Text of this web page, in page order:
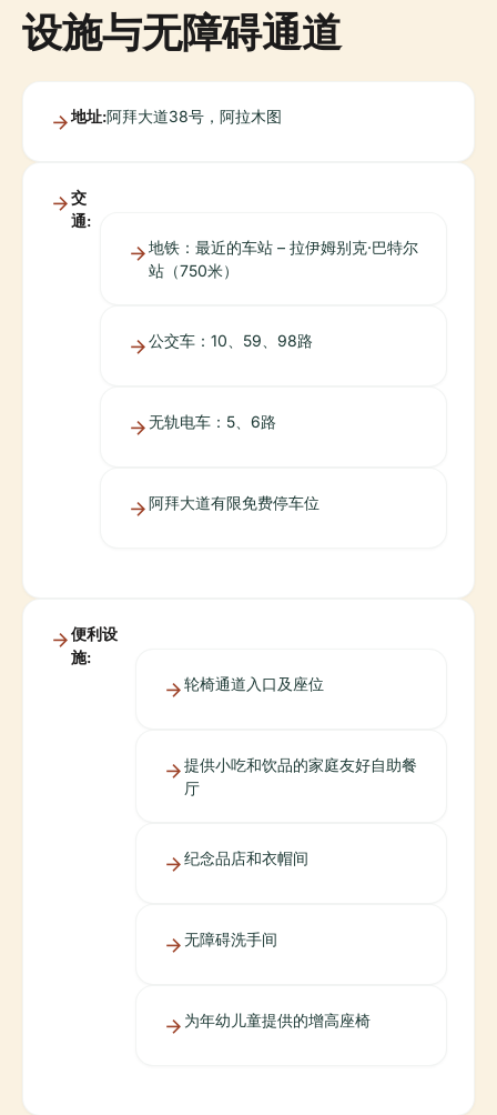
设施与无障碍通道
地址:阿拜大道38号，阿拉木图
交
通:
地铁：最近的车站 – 拉伊姆别克·巴特尔
站（750米）
公交车：10、59、98路
无轨电车：5、6路
阿拜大道有限免费停车位
便利设
施:
轮椅通道入口及座位
提供小吃和饮品的家庭友好自助餐
厅
纪念品店和衣帽间
无障碍洗手间
为年幼儿童提供的增高座椅